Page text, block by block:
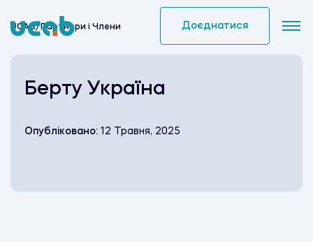
to
Доєднатися
UCAB/Партнери i Члени
Берту Україна
Опубліковано: 12 Травня, 2025